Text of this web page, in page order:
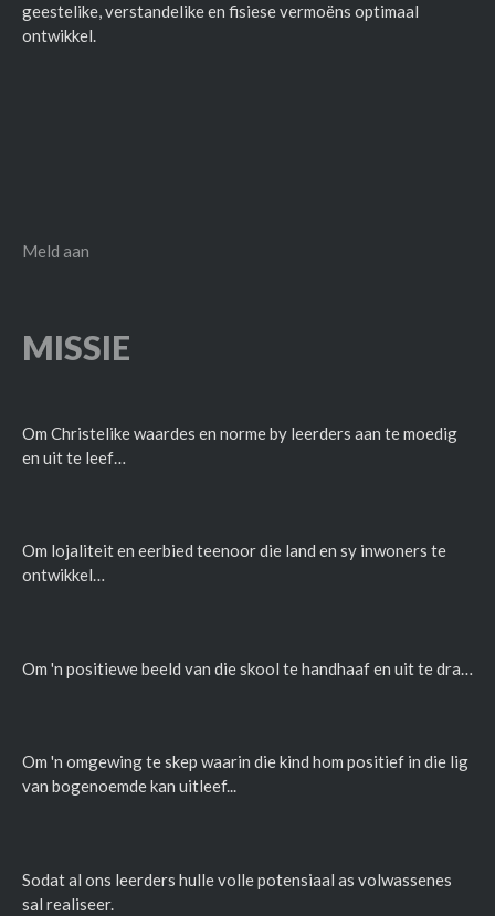
geestelike, verstandelike en fisiese vermoëns optimaal
ontwikkel.
Meld aan
MISSIE
Om Christelike waardes en norme by leerders aan te moedig
en uit te leef…
Om lojaliteit en eerbied teenoor die land en sy inwoners te
ontwikkel…
Om 'n positiewe beeld van die skool te handhaaf en uit te dra…
Om 'n omgewing te skep waarin die kind hom positief in die lig
van bogenoemde kan uitleef...
Sodat al ons leerders hulle volle potensiaal as volwassenes
sal realiseer.